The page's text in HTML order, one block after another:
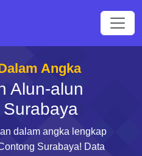
Angka
Alun-alun
dalam angka lengkap
Surabaya! Data